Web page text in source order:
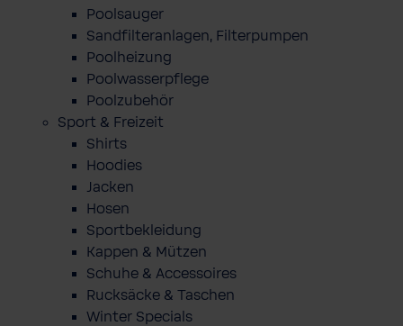
Poolsauger
Sandfilteranlagen, Filterpumpen
Poolheizung
Poolwasserpflege
Poolzubehör
Sport & Freizeit
Shirts
Hoodies
Jacken
Hosen
Sportbekleidung
Kappen & Mützen
Schuhe & Accessoires
Rucksäcke & Taschen
Winter Specials